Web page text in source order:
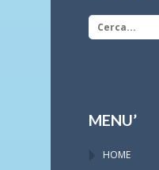
MENU’
HOME